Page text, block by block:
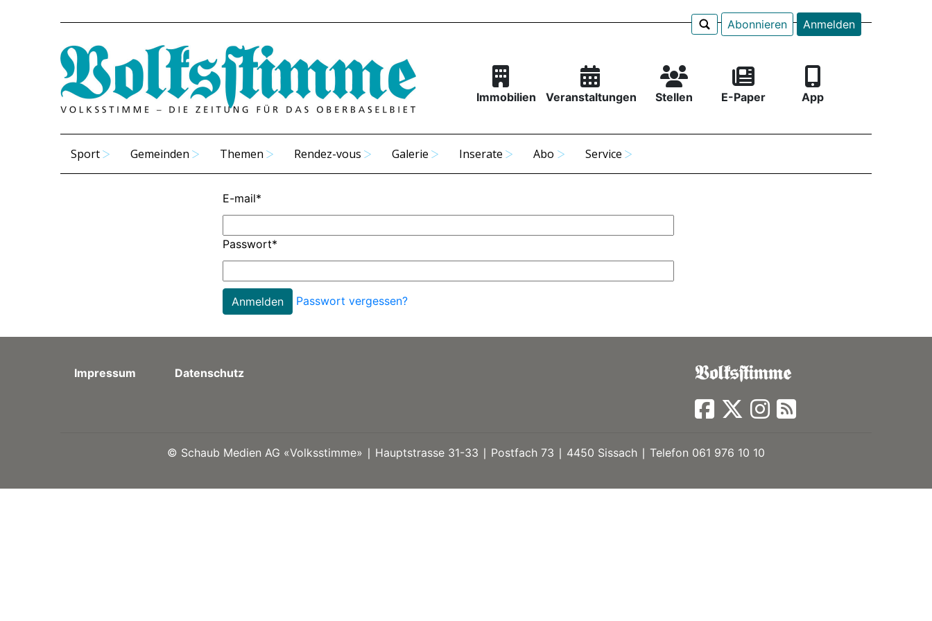
Abonnieren Anmelden
Immobilien Veranstaltungen Stellen E-Paper App
Sport Gemeinden Themen Rendez-vous Galerie Inserate Abo Service
E-mail*
Passwort*
Passwort vergessen?
Impressum Datenschutz
© Schaub Medien AG «Volksstimme» ∣ Hauptstrasse 31-33 ∣ Postfach 73 ∣ 4450 Sissach ∣ Telefon 061 976 10 10